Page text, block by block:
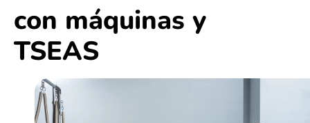
con máquinas y
TSEAS